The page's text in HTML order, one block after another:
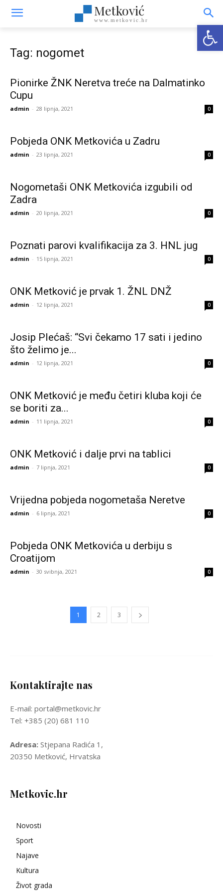
Metković
www.metkovic.hr
Tag: nogomet
Pionirke ŽNK Neretva treće na Dalmatinko
Cupu
admin - 28 lipnja, 2021 0
Pobjeda ONK Metkovića u Zadru
admin - 23 lipnja, 2021 0
Nogometaši ONK Metkovića izgubili od
Zadra
admin - 20 lipnja, 2021 0
Poznati parovi kvalifikacija za 3. HNL jug
admin - 15 lipnja, 2021 0
ONK Metković je prvak 1. ŽNL DNŽ
admin - 12 lipnja, 2021 0
Josip Plećaš: “Svi čekamo 17 sati i jedino
što želimo je...
admin - 12 lipnja, 2021 0
ONK Metković je među četiri kluba koji će
se boriti za...
admin - 11 lipnja, 2021 0
ONK Metković i dalje prvi na tablici
admin - 7 lipnja, 2021 0
Vrijedna pobjeda nogometaša Neretve
admin - 6 lipnja, 2021 0
Pobjeda ONK Metkovića u derbiju s
Croatijom
admin - 30 svibnja, 2021 0
1 2 3
Kontaktirajte nas
E-mail: portal@metkovic.hr
Tel: +385 (20) 681 110
Adresa: Stjepana Radića 1,
20350 Metković, Hrvatska
Metkovic.hr
Novosti
Sport
Najave
Kultura
Život grada